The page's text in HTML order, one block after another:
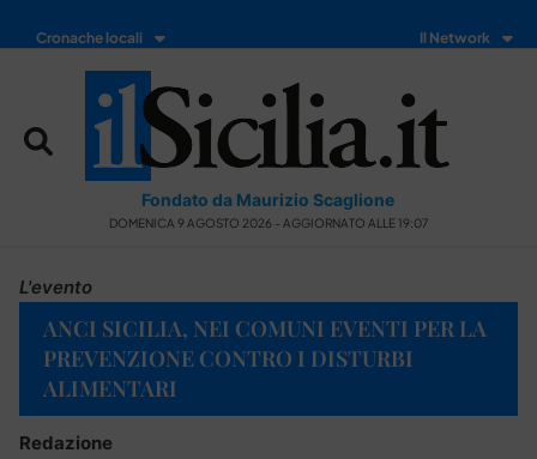
Cronache locali Il Network
Fondato da Maurizio Scaglione
DOMENICA 9 AGOSTO 2026 - AGGIORNATO ALLE 19:07
L'evento
ANCI SICILIA, NEI COMUNI EVENTI PER LA
PREVENZIONE CONTRO I DISTURBI
ALIMENTARI
Redazione